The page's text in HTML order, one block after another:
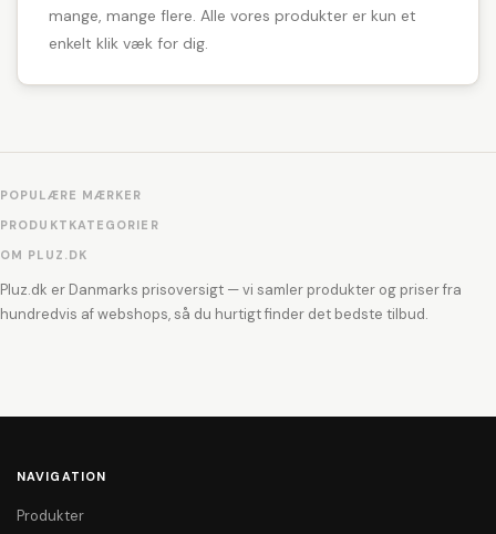
mange, mange flere. Alle vores produkter er kun et
enkelt klik væk for dig.
POPULÆRE MÆRKER
PRODUKTKATEGORIER
OM PLUZ.DK
Pluz.dk er Danmarks prisoversigt — vi samler produkter og priser fra
hundredvis af webshops, så du hurtigt finder det bedste tilbud.
NAVIGATION
Produkter